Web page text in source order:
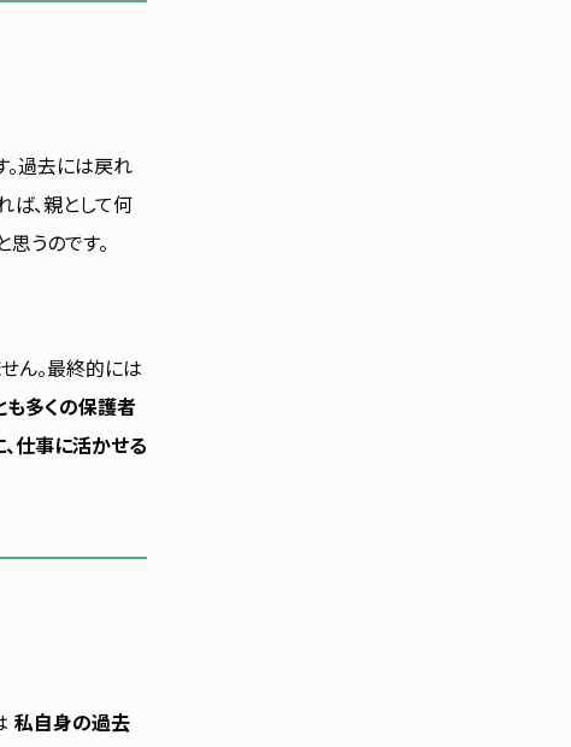
。過去には戻れ
ば、親として何
うのです。
ん。最終的には
も多くの保護者
仕事に活かせる
私自身の過去